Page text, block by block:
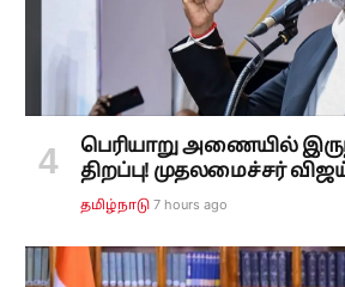
பெரியாறு அணையில்
திறப்பு! முதலமைச்சர்
தமிழ்நாடு 7 hours ago